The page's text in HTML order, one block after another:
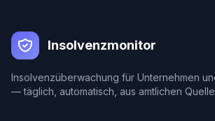
Insolvenzmonitor
Insolvenzüberwachung für Unternehmen
— täglich, automatisch, aus amtlichen